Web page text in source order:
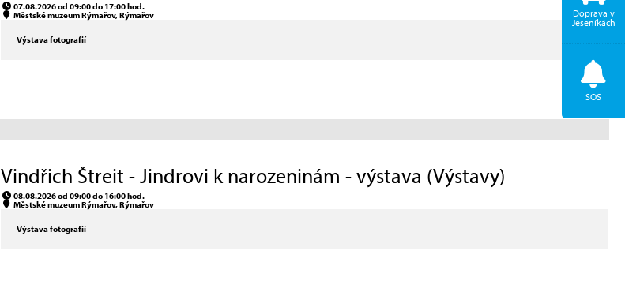
07.08.2026 od 09:00 do 17:00 hod.
Městské muzeum Rýmařov, Rýmařov
Výstava fotografií
Vindřich Štreit - Jindrovi k narozeninám - výstava (Výstavy)
08.08.2026 od 09:00 do 16:00 hod.
Městské muzeum Rýmařov, Rýmařov
Výstava fotografií
Doprava v
Jeseníkách
SOS